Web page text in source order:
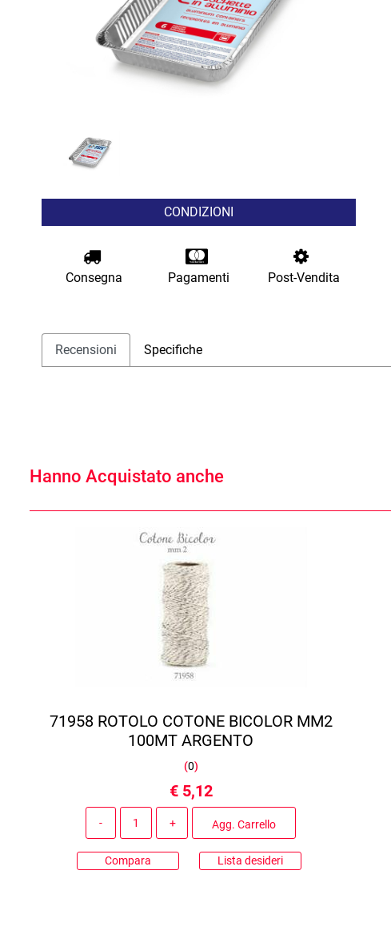
CONDIZIONI
Consegna Pagamenti Post-Vendita
Recensioni Specifiche
Hanno Acquistato anche
71958 ROTOLO COTONE BICOLOR MM2
100MT ARGENTO
(0)
€ 5,12
Agg. Carrello
Compara Lista desideri